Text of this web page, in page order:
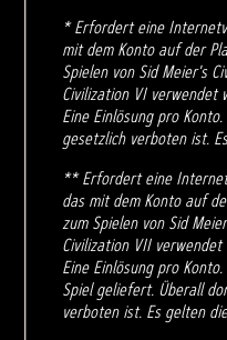
* Erfordert eine
mit dem Konto auf der
Spielen von Sid Meier's
Civilization VI verwendet
Eine Einlösung pro
gesetzlich verboten ist.
** Erfordert eine
das mit dem Konto auf
zum Spielen von Sid
Civilization VII
Eine Einlösung pro
Spiel geliefert. Überall
verboten ist. Es gelten